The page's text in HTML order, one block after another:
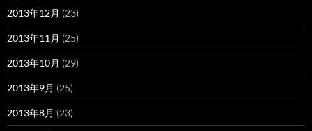
2013年12月 (23)
2013年11月 (25)
2013年10月 (29)
2013年9月 (25)
2013年8月 (23)